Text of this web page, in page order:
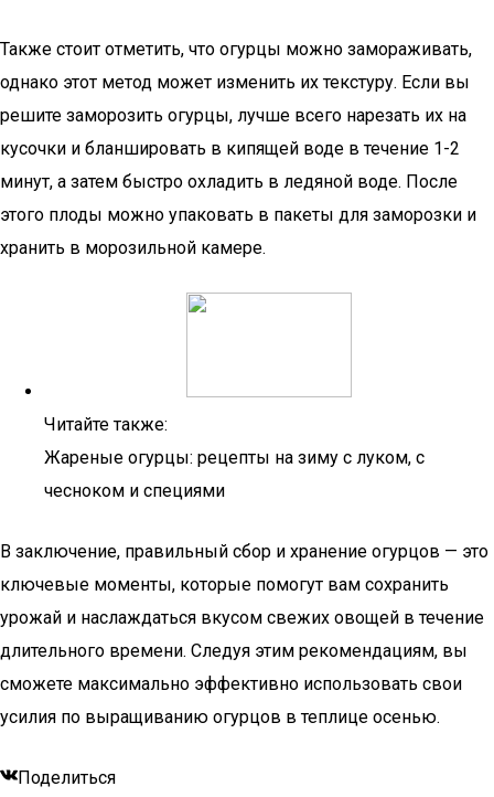
Также стоит отметить, что огурцы можно замораживать,
однако этот метод может изменить их текстуру. Если вы
решите заморозить огурцы, лучше всего нарезать их на
кусочки и бланшировать в кипящей воде в течение 1-2
минут, а затем быстро охладить в ледяной воде. После
этого плоды можно упаковать в пакеты для заморозки и
хранить в морозильной камере.
Читайте также:
Жареные огурцы: рецепты на зиму с луком, с
чесноком и специями
В заключение, правильный сбор и хранение огурцов — это
ключевые моменты, которые помогут вам сохранить
урожай и наслаждаться вкусом свежих овощей в течение
длительного времени. Следуя этим рекомендациям, вы
сможете максимально эффективно использовать свои
усилия по выращиванию огурцов в теплице осенью.
Поделиться